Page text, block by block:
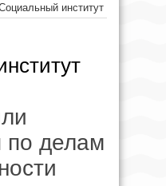
институт
по делам